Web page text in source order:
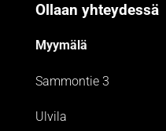
Ollaan yhteydessä
Myymälä
Sammontie 3
Ulvila